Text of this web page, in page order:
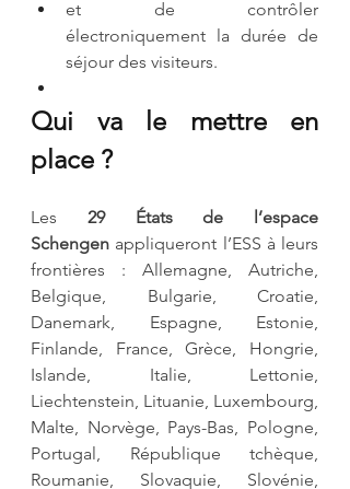
et de contrôler
électroniquement la durée de
séjour des visiteurs.
Qui va le mettre en
place ?
Les 29 États de l’espace
Schengen appliqueront l’ESS à leurs
frontières : Allemagne, Autriche,
Belgique, Bulgarie, Croatie,
Danemark, Espagne, Estonie,
Finlande, France, Grèce, Hongrie,
Islande, Italie, Lettonie,
Liechtenstein, Lituanie, Luxembourg,
Malte, Norvège, Pays-Bas, Pologne,
Portugal, République tchèque,
Roumanie, Slovaquie, Slovénie,